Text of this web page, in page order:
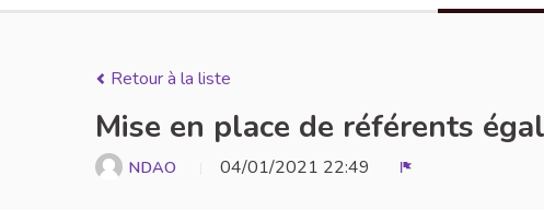
Retour à la liste
Mise en place de référents
NDAO 04/01/2021 22:49